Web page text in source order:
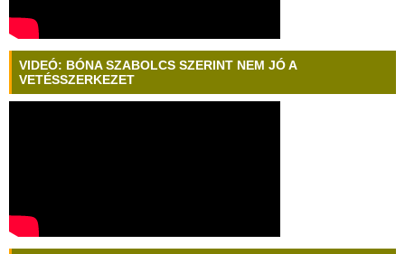
VIDEÓ: BÓNA SZABOLCS SZERINT NEM JÓ A
VETÉSSZERKEZET